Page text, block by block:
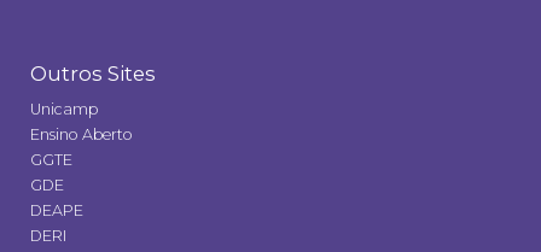
Outros Sites
Unicamp
Ensino Aberto
GGTE
GDE
DEAPE
DERI